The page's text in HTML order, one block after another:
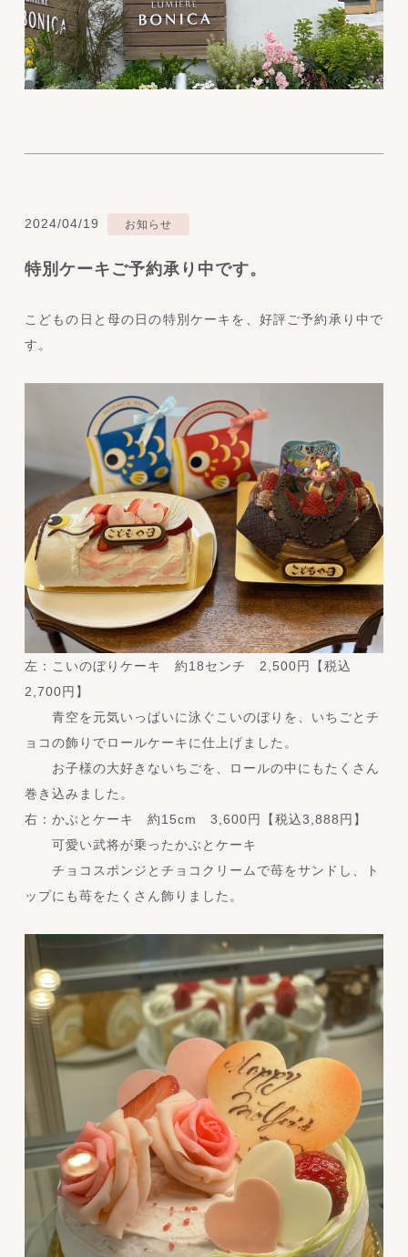
2024/04/19 お知らせ
特別ケーキご予約承り中です。
こどもの日と母の日の特別ケーキを、好評ご予約承り中で
す。
左：こいのぼりケーキ 約18センチ 2,500円【税込
2,700円】
青空を元気いっぱいに泳ぐこいのぼりを、いちごとチ
ョコの飾りでロールケーキに仕上げました。
お子様の大好きないちごを、ロールの中にもたくさん
巻き込みました。
右： かぶとケーキ 約15cm 3,600円【税込3,888円】
可愛い武将が乗ったかぶとケーキ
チョコスポンジとチョコクリームで苺をサンドし、ト
ップにも苺をたくさん飾りました。